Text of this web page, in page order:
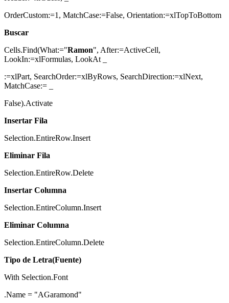
OrderCustom:=1, MatchCase:=False, Orientation:=xlTopToBottom
Buscar
Cells.Find(What:="Ramon", After:=ActiveCell,
LookIn:=xlFormulas, LookAt _
:=xlPart, SearchOrder:=xlByRows, SearchDirection:=xlNext,
MatchCase:= _
False).Activate
Insertar Fila
Selection.EntireRow.Insert
Eliminar Fila
Selection.EntireRow.Delete
Insertar Columna
Selection.EntireColumn.Insert
Eliminar Columna
Selection.EntireColumn.Delete
Tipo de Letra(Fuente)
With Selection.Font
.Name = "AGaramond"